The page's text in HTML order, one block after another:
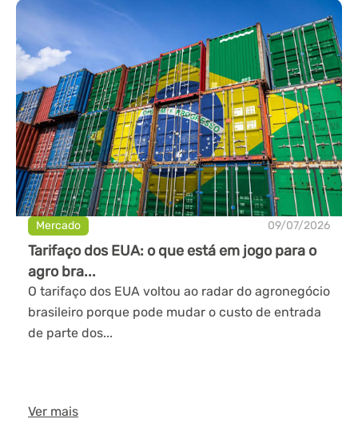
Mercado 09/07/2026
Tarifaço dos EUA: o que está em jogo para o
agro bra...
O tarifaço dos EUA voltou ao radar do agronegócio
brasileiro porque pode mudar o custo de entrada
de parte dos...
Ver mais